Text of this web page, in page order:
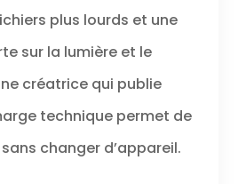
palpitantes aux
moments
précieux, cette
caméra
compacte
donne vie à vos
Compacte et
plus lourds et une
sur la lumière et le
créatrice qui publie
technique permet de
changer d’appareil.